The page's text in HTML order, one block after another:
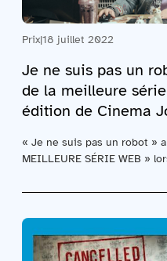
Prix|18 juillet 2022
Je ne suis pas un
de la meilleure
édition de Cinema
« Je ne suis pas un robot »
MEILLEURE SÉRIE WEB »